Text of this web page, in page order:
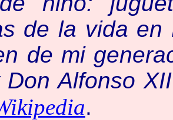
de la vida en
de mi
Don Alfonso XII
.